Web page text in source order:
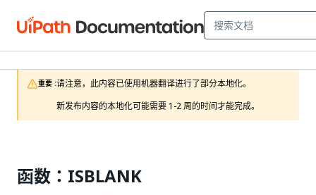
重要 :请注意，此内容已使用机器翻译进行了部分本地化。
新发布内容的本地化可能需要 1-2 周的时间才能完成。
函数：ISBLANK